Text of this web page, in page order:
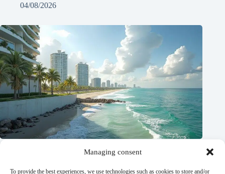
Managing consent
To provide the best experiences, we use technologies such as cookies to store and/or
04/08/2026